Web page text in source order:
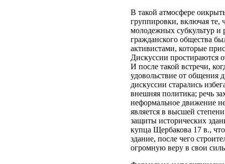
В такой атмосфере
группировки, включая те,
молодежных субкультур и
гражданского общества
активистами, которые
Дискуссии простираются
И после такой встречи,
удовольствие от общения
дискуссии старались
внешняя политика; речь
неформальное движение
является в высшей
защиты исторических
купца Щербакова 17 в.,
здание, после чего
огромную веру в свои